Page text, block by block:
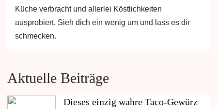
Küche verbracht und allerlei Köstlichkeiten
ausprobiert. Sieh dich ein wenig um und lass es dir
schmecken.
Aktuelle Beiträge
Dieses einzig wahre Taco-Gewürz